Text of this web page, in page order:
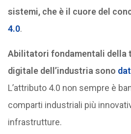
sistemi, che è il cuore del
4.0.
Abilitatori fondamentali della
digitale dell’industria sono
L’attributo 4.0 non sempre è
comparti industriali più
infrastrutture.